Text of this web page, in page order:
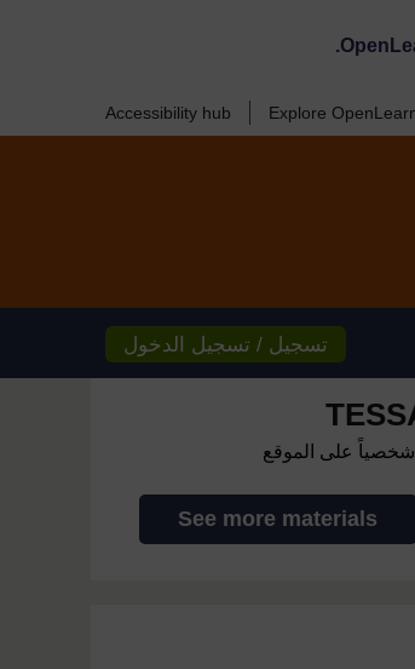
Explore
Accessibility hub
تسجيل / تسجيل الدخول
شخصياً على الموقع
See more materials